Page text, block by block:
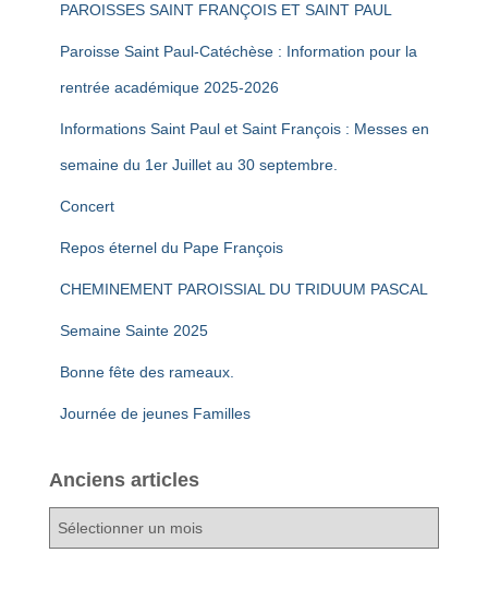
PAROISSES SAINT FRANÇOIS ET SAINT PAUL
Paroisse Saint Paul-Catéchèse : Information pour la
rentrée académique 2025-2026
Informations Saint Paul et Saint François : Messes en
semaine du 1er Juillet au 30 septembre.
Concert
Repos éternel du Pape François
CHEMINEMENT PAROISSIAL DU TRIDUUM PASCAL
Semaine Sainte 2025
Bonne fête des rameaux.
Journée de jeunes Familles
Anciens articles